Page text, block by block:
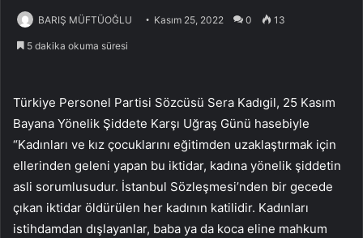
BARIŞ MÜFTÜOĞLU Kasım 25, 2022 0 13
5 dakika okuma süresi
Türkiye Personel Partisi Sözcüsü Sera Kadıgil, 25 Kasım
Bayana Yönelik Şiddete Karşı Uğraş Günü hasebiyle
“Kadınları ve kız çocuklarını eğitimden uzaklaştırmak için
ellerinden geleni yapan bu iktidar, kadına yönelik şiddetin
asli sorumlusudur. İstanbul Sözleşmesi’nden bir gecede
çıkan iktidar öldürülen her kadının katilidir. Kadınları
istihdamdan dışlayanlar, baba ya da koca eline mahkum